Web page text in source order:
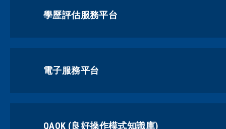
學歷評估服務平台
電子服務平台
QAOK (良好操作模式知識庫)